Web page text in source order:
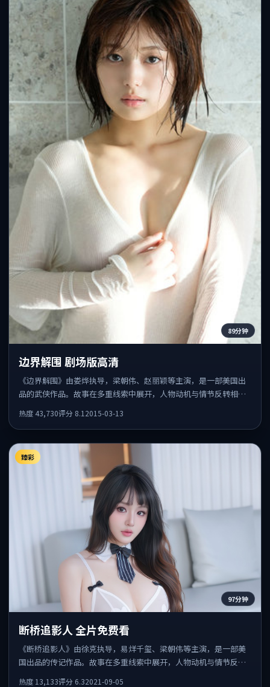
89分钟
边界解围 剧场版高清
《边界解围》由娄烨执导，梁朝伟、赵丽颖等主演，是一部美国出
品的武侠作品。故事在多重线索中展开，人物动机与情节反转相互
热度 43,730评分 8.1 2015-03-13
臻彩
97分钟
断桥追影人 全片免费看
《断桥追影人》由徐克执导，易烊千玺、梁朝伟等主演，是一部美
国出品的传记作品。故事在多重线索中展开，人物动机与情节反转
热度 13,133评分 6.32021-09-05